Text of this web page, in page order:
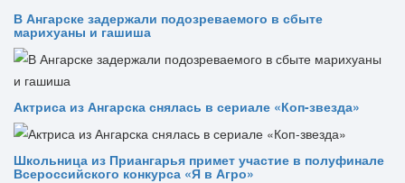
В Ангарске задержали подозреваемого в сбыте
марихуаны и гашиша
Актриса из Ангарска снялась в сериале «Коп-звезда»
Школьница из Приангарья примет участие в полуфинале
Всероссийского конкурса «Я в Агро»